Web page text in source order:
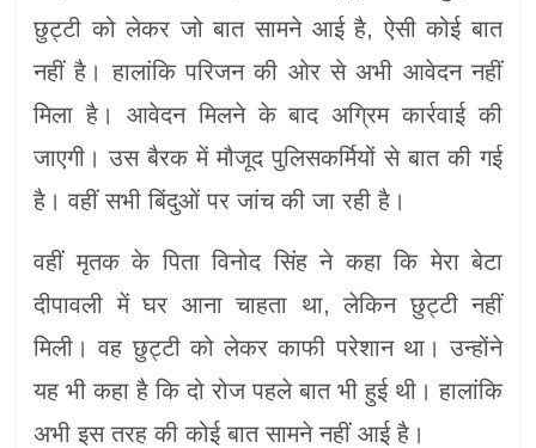
छुट्टी को लेकर जो बात सामने आई है, ऐसी कोई बात
नहीं है। हालांकि परिजन की ओर से अभी आवेदन नहीं
मिला है। आवेदन मिलने के बाद अग्रिम कार्रवाई की
जाएगी। उस बैरक में मौजूद पुलिसकर्मियों से बात की गई
है। वहीं सभी बिंदुओं पर जांच की जा रही है।
वहीं मृतक के पिता विनोद सिंह ने कहा कि मेरा बेटा
दीपावली में घर आना चाहता था, लेकिन छुट्टी नहीं
मिली। वह छुट्टी को लेकर काफी परेशान था। उन्होंने
यह भी कहा है कि दो रोज पहले बात भी हुई थी। हालांकि
अभी इस तरह की कोई बात सामने नहीं आई है।